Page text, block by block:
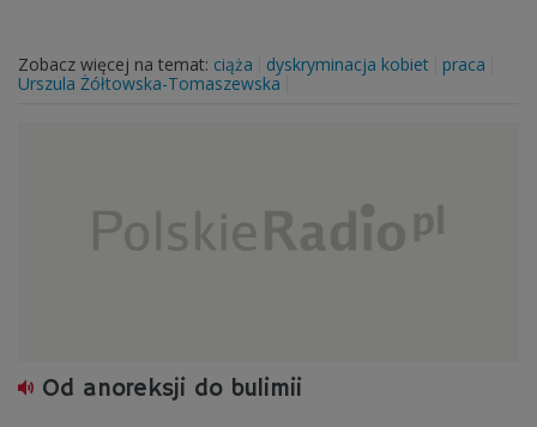
Zobacz więcej na temat: ciąża dyskryminacja kobiet
praca
Urszula Żółtowska-Tomaszewska
Od anoreksji do bulimii